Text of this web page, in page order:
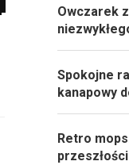
Owczarek
Spokojne
kanapowy
Retro